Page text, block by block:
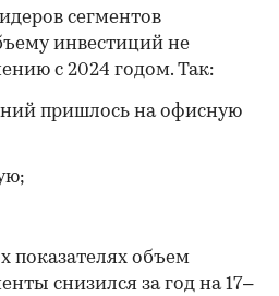
сегментов
инвестиций не
с 2024 годом. Так:
пришлось на офисную
показателях объем
снизился за год на 17–